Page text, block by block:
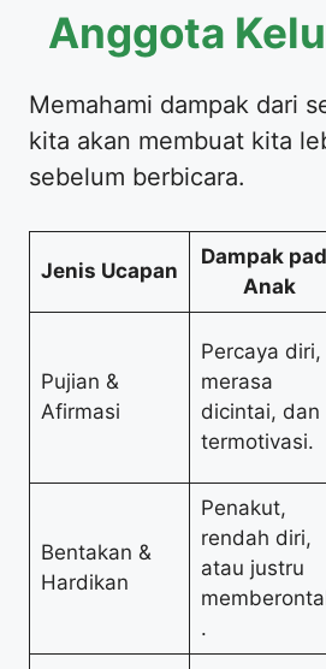
Anggota
Memahami dampak dari
kita akan membuat kita
sebelum berbicara.
Jenis Ucapan
Dampak
Anak
Pujian &
Afirmasi
Percaya diri,
merasa
dicintai, dan
termotivasi.
Bentakan &
Hardikan
Penakut,
rendah diri,
atau justru
.